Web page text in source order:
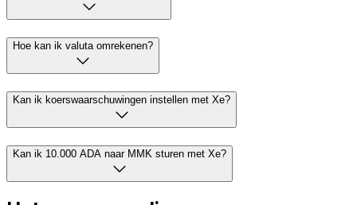
Hoe kan ik valuta omrekenen?
Kan ik koerswaarschuwingen instellen met Xe?
Kan ik 10.000 ADA naar MMK sturen met Xe?